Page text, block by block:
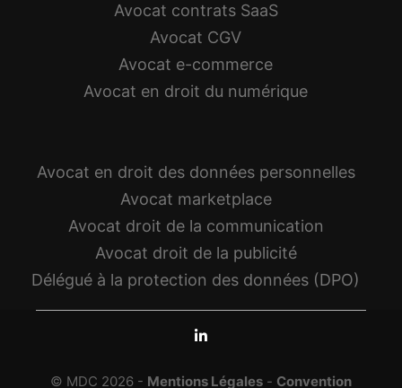
Avocat contrats SaaS
Avocat CGV
Avocat e-commerce
Avocat en droit du numérique
Avocat en droit des données personnelles
Avocat marketplace
Avocat droit de la communication
Avocat droit de la publicité
Délégué à la protection des données (DPO)
© MDC 2026 - Mentions Légales - Convention